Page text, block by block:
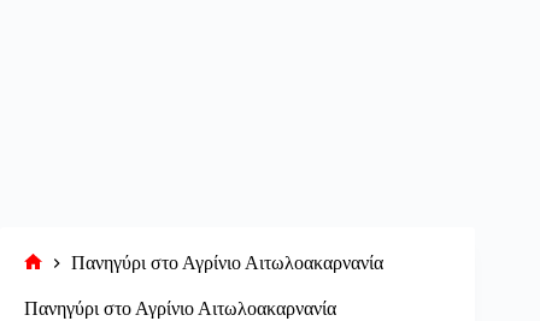
σελίδα
Πανηγύρι στο Αγρίνιο Αιτωλοακαρνανία
Πανηγύρι στο Αγρίνιο Αιτωλοακαρνανία